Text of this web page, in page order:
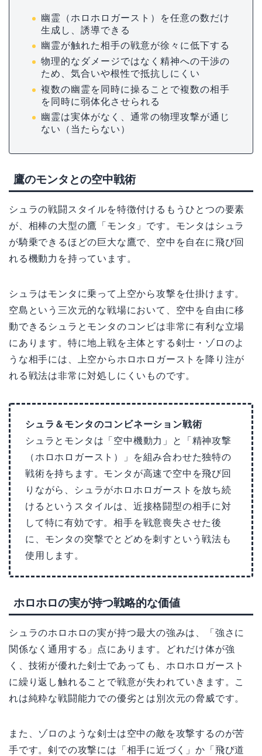
幽霊（ホロホロガースト）を任意の数だけ
生成し、誘導できる
幽霊が触れた相手の戦意が徐々に低下する
物理的なダメージではなく精神への干渉の
ため、気合いや根性で抵抗しにくい
複数の幽霊を同時に操ることで複数の相手
を同時に弱体化させられる
幽霊は実体がなく、通常の物理攻撃が通じ
ない（当たらない）
鷹のモンタとの空中戦術
シュラの戦闘スタイルを特徴付けるもうひとつの要素
が、相棒の大型の鷹「モンタ」です。モンタはシュラ
が騎乗できるほどの巨大な鷹で、空中を自在に飛び回
れる機動力を持っています。
シュラはモンタに乗って上空から攻撃を仕掛けます。
空島という三次元的な戦場において、空中を自由に移
動できるシュラとモンタのコンビは非常に有利な立場
にあります。特に地上戦を主体とする剣士・ゾロのよ
うな相手には、上空からホロホロガーストを降り注が
れる戦法は非常に対処しにくいものです。
シュラ＆モンタのコンビネーション戦術
シュラとモンタは「空中機動力」と「精神攻撃
（ホロホロガースト）」を組み合わせた独特の
戦術を持ちます。モンタが高速で空中を飛び回
りながら、シュラがホロホロガーストを放ち続
けるというスタイルは、近接格闘型の相手に対
して特に有効です。相手を戦意喪失させた後
に、モンタの突撃でとどめを刺すという戦法も
使用します。
ホロホロの実が持つ戦略的な価値
シュラのホロホロの実が持つ最大の強みは、「強さに
関係なく通用する」点にあります。どれだけ体が強
く、技術が優れた剣士であっても、ホロホロガースト
に繰り返し触れることで戦意が失われていきます。こ
れは純粋な戦闘能力での優劣とは別次元の脅威です。
また、ゾロのような剣士は空中の敵を攻撃するのが苦
手です。剣での攻撃には「相手に近づく」か「飛び道